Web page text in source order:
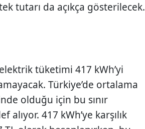
tutarı da açıkça gösterilecek.
tüketimi 417 kWh’yi
Türkiye’de ortalama
olduğu için bu sınır
417 kWh’ye karşılık